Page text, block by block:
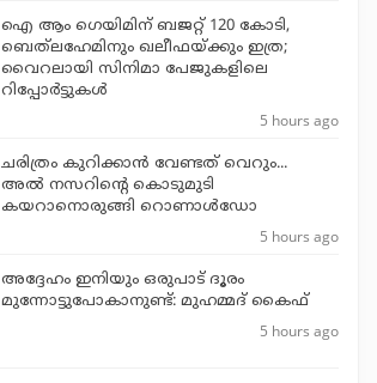
ഐ ആം ഗെയിമിന് ബജറ്റ് 120 കോടി,
ബെത്‌ലഹേമിനും ഖലീഫയ്ക്കും ഇത്ര;
വൈറലായി സിനിമാ പേജുകളിലെ
റിപ്പോര്‍ട്ടുകള്‍
5 hours ago
ചരിത്രം കുറിക്കാന്‍ വേണ്ടത് വെറും...
അല്‍ നസറിന്റെ കൊടുമുടി
കയറാനൊരുങ്ങി റൊണാള്‍ഡോ
5 hours ago
അദ്ദേഹം ഇനിയും ഒരുപാട് ദൂരം
മുന്നോട്ടുപോകാനുണ്ട്: മുഹമ്മദ് കൈഫ്
5 hours ago